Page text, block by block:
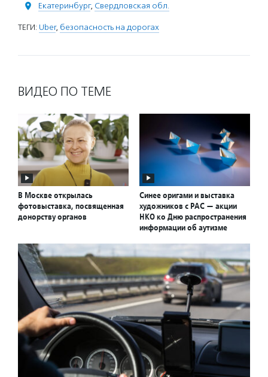
Екатеринбург, Свердловская обл.
ТЕГИ: Uber, безопасность на дорогах
ВИДЕО ПО ТЕМЕ
В Москве открылась
фотовыставка, посвященная
донорству органов
Синее оригами и выставка
художников с РАС — акции
НКО ко Дню распространения
информации об аутизме